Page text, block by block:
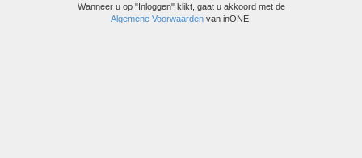
Wanneer u op "Inloggen" klikt, gaat u akkoord met de
Algemene Voorwaarden van inONE.